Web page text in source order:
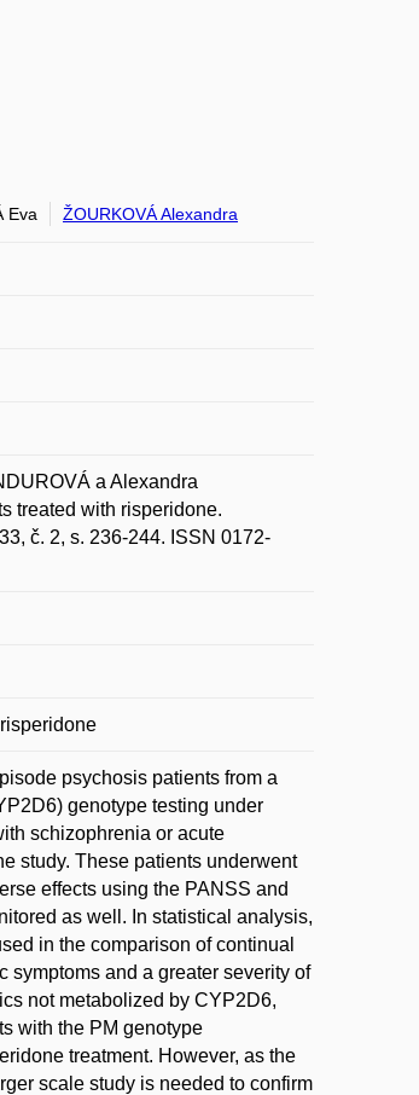
Eva ŽOURKOVÁ Alexandra
a Alexandra
treated with risperidone.
č. 2, s. 236-244. ISSN 0172-
psychosis patients from a
genotype testing under
schizophrenia or acute
study. These patients underwent
effects using the PANSS and
as well. In statistical analysis,
in the comparison of continual
and a greater severity of
not metabolized by CYP2D6,
with the PM genotype
treatment. However, as the
scale study is needed to confirm